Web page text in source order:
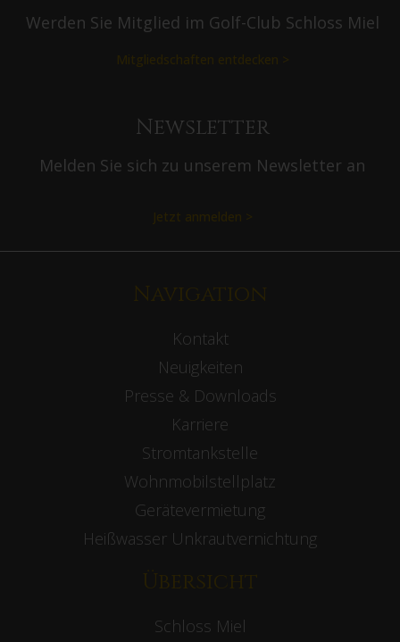
Werden Sie Mitglied im Golf-Club Schloss Miel
Mitgliedschaften entdecken >
Newsletter
Melden Sie sich zu unserem Newsletter an
Jetzt anmelden >
Navigation
Kontakt
Neuigkeiten
Presse & Downloads
Karriere
Stromtankstelle
Wohnmobilstellplatz
Gerätevermietung
Heißwasser Unkrautvernichtung
Übersicht
Schloss Miel